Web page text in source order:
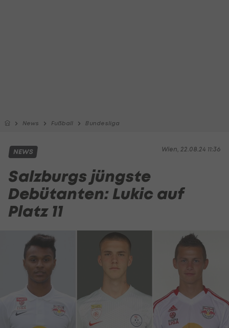
News Fußball Bundesliga
Wien, 22.08.24 11:36
NEWS
Salzburgs jüngste
Debütanten: Lukic auf
Platz 11